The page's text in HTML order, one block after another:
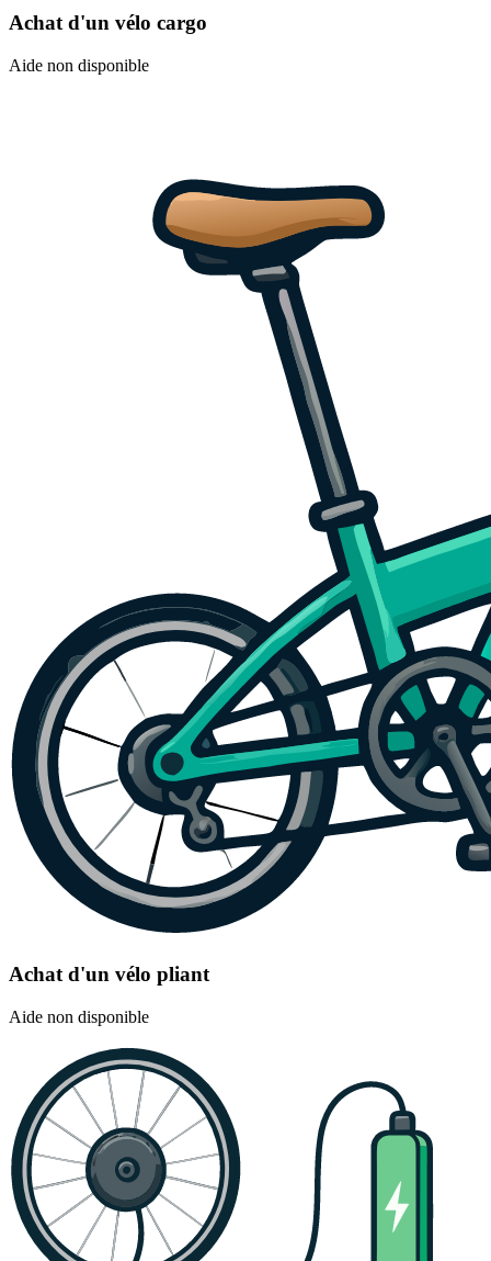
Achat d'un vélo cargo
Aide non disponible
Achat d'un vélo pliant
Aide non disponible